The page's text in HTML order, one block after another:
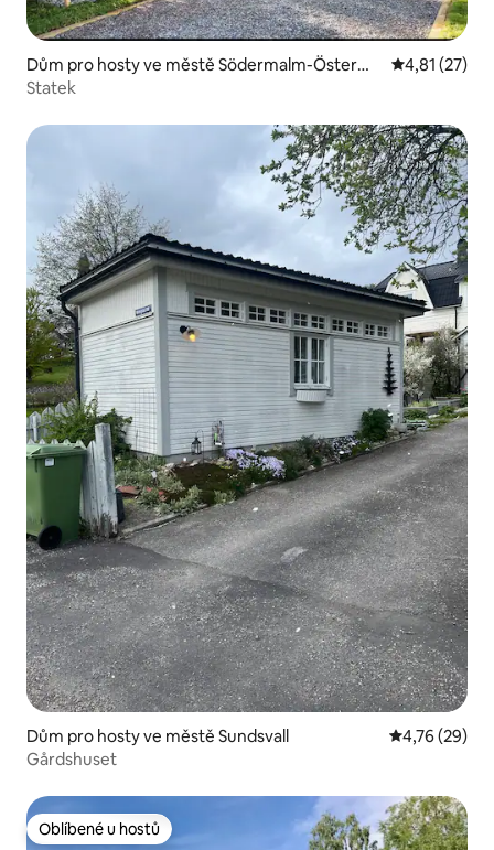
Dům pro hosty ve městě Södermalm-Österma
lm
Průměrné
4,81 (27)
Statek
Dům pro hosty ve městě Sundsvall Průměrné
4,76 (29)
Gårdshuset
Oblíbené u hostů
Oblíbené u hostů